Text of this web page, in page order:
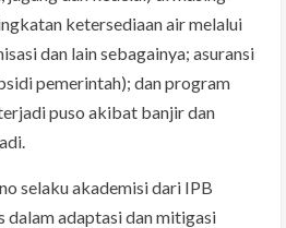
ketersediaan air melalui
dan lain sebagainya; asuransi
pemerintah); dan program
puso akibat banjir dan
selaku akademisi dari IPB
dalam adaptasi dan mitigasi